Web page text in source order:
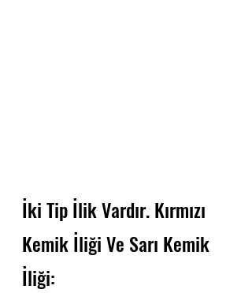
İki Tip İlik Vardır. Kırmızı
Kemik İliği Ve Sarı Kemik
İliği: